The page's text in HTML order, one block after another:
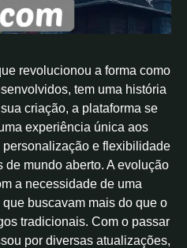
revolucionou a forma como
tem uma história
criação, a plataforma se
experiência única aos
e flexibilidade
mundo aberto. A evolução
a necessidade de uma
buscavam mais do que o
tradicionais. Com o passar
por diversas atualizações,